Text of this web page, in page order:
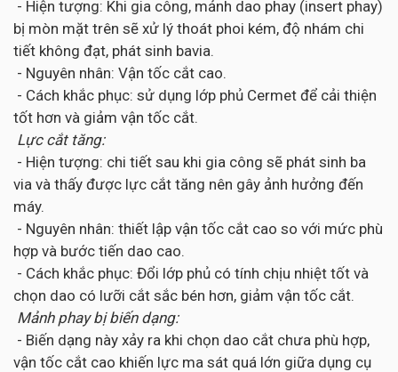
- Hiện tượng: Khi gia công, mảnh dao phay (insert phay)
bị mòn mặt trên sẽ xử lý thoát phoi kém, độ nhám chi
tiết không đạt, phát sinh bavia.
- Nguyên nhân: Vận tốc cắt cao.
- Cách khắc phục: sử dụng lớp phủ Cermet để cải thiện
tốt hơn và giảm vận tốc cắt.
Lực cắt tăng:
- Hiện tượng: chi tiết sau khi gia công sẽ phát sinh ba
via và thấy được lực cắt tăng nên gây ảnh hưởng đến
máy.
- Nguyên nhân: thiết lập vận tốc cắt cao so với mức phù
hợp và bước tiến dao cao.
- Cách khắc phục: Đổi lớp phủ có tính chịu nhiệt tốt và
chọn dao có lưỡi cắt sắc bén hơn, giảm vận tốc cắt.
Mảnh phay bị biến dạng:
- Biến dạng này xảy ra khi chọn dao cắt chưa phù hợp,
vận tốc cắt cao khiến lực ma sát quá lớn giữa dụng cụ